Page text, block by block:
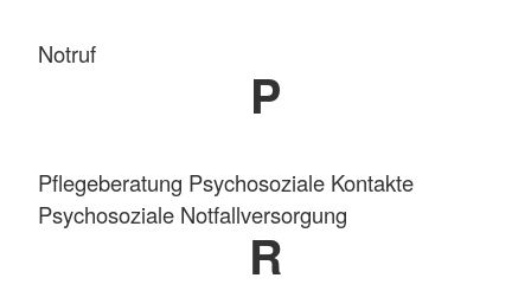
Notruf
P
Pflegeberatung Psychosoziale Kontakte
Psychosoziale Notfallversorgung
R